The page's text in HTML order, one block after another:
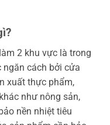
2 khu vực là trong
cách bởi cửa
xuất thực phẩm,
như nông sản,
nền nhiệt tiêu